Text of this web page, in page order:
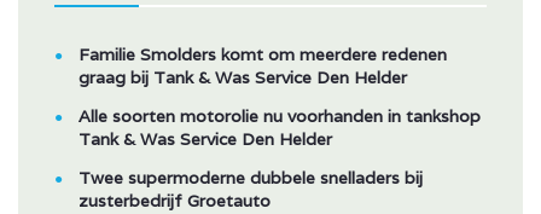
Familie Smolders komt om meerdere redenen
graag bij Tank & Was Service Den Helder
Alle soorten motorolie nu voorhanden in tankshop
Tank & Was Service Den Helder
Twee supermoderne dubbele snelladers bij
zusterbedrijf Groetauto